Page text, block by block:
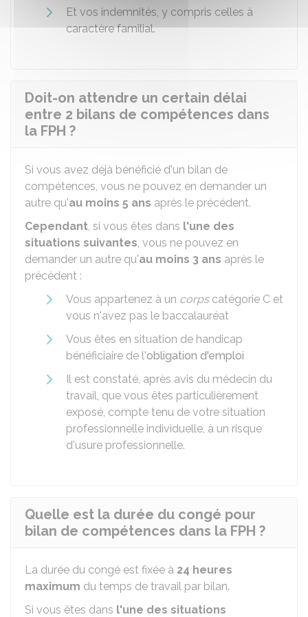
Et vos indemnités, y compris celles à
caractère familial.
Doit-on attendre un certain délai
entre 2 bilans de compétences dans
la FPH ?
Si vous avez déjà bénéficié d'un bilan de
compétences, vous ne pouvez en demander un
autre qu'au moins 5 ans après le précédent.
Cependant, si vous êtes dans l'une des
situations suivantes, vous ne pouvez en
demander un autre qu'au moins 3 ans après le
précédent :
Vous appartenez à un corpscatégorie C et
vous n'avez pas le baccalauréat
Vous êtes en situation de handicap
bénéficiaire de l'obligation d'emploi
Il est constaté, après avis du médecin du
travail, que vous êtes particulièrement
exposé, compte tenu de votre situation
professionnelle individuelle, à un risque
d'usure professionnelle.
Quelle est la durée du congé pour
bilan de compétences dans la FPH ?
La durée du congé est fixée à 24 heures
maximum du temps de travail par bilan.
Si vous êtes dans l'une des situations